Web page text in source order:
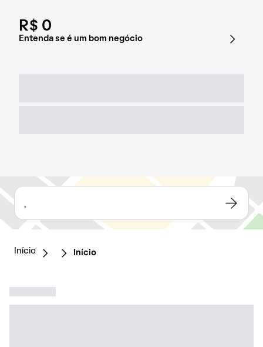
R$ 0
Entenda se é um bom negócio
,
Início Início